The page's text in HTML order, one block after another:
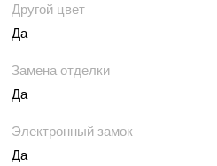
Другой цвет
Да
Замена отделки
Да
Электронный замок
Да